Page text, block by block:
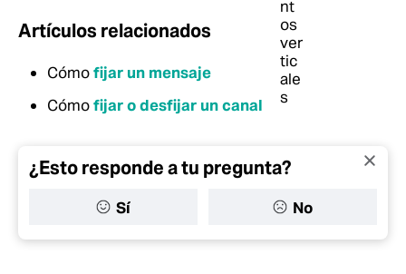
Artículos relacionados
Cómofijar un mensaje
Cómofijar o desfijar un canal
¿Esto responde a tu pregunta?
Sí No